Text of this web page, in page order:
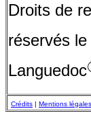
Droits de
réservés
Languedoc
Crédits Mentions légales